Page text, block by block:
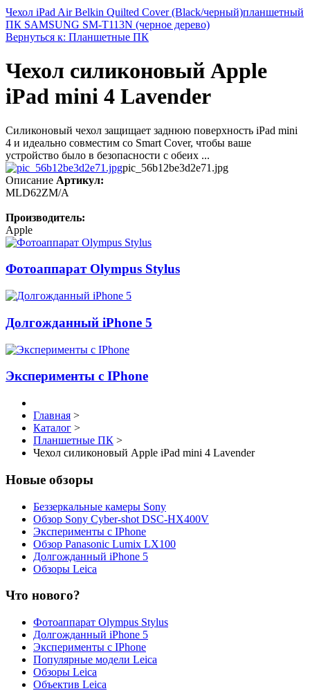
Чехол iPad Air Belkin Quilted Cover (Black/черный)планшетный
ПК SAMSUNG SM-T113N (черное дерево)
Вернуться к: Планшетные ПК
Чехол силиконовый Apple
iPad mini 4 Lavender
Силиконовый чехол защищает заднюю поверхность iPad mini
4 и идеально совместим со Smart Cover, чтобы ваше
устройство было в безопасности с обеих ...
pic_56b12be3d2e71.jpg
Описание Артикул:
MLD62ZM/A
Производитель:
Apple
Фотоаппарат Olympus Stylus
Долгожданный iPhone 5
Эксперименты с IPhone
Главная >
Каталог >
Планшетные ПК >
Чехол силиконовый Apple iPad mini 4 Lavender
Новые обзоры
Беззеркальные камеры Sony
Обзор Sony Cyber-shot DSC-HX400V
Эксперименты с IPhone
Обзор Panasonic Lumix LX100
Долгожданный iPhone 5
Обзоры Leica
Что нового?
Фотоаппарат Olympus Stylus
Долгожданный iPhone 5
Эксперименты с IPhone
Популярные модели Leica
Обзоры Leica
Объектив Leica